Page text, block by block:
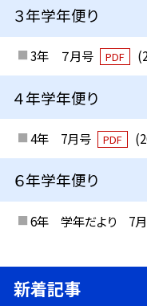
３年学年便り
3年 ７月号 PDF
４年学年便り
4年 7月号 PDF
６年学年便り
6年 学年だより 7月
新着記事